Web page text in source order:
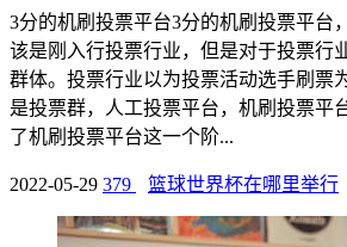
3分的机刷投票平台3分的机刷投票平台
该是刚入行投票行业，但是对于投票行
群体。投票行业以为投票活动选手刷票
是投票群，人工投票平台，机刷投票平
了机刷投票平台这一个阶...
2022-05-29 379 篮球世界杯在哪里举行